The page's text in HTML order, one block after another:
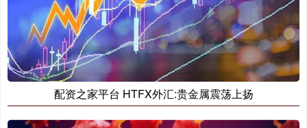
配资之家平台 HTFX外汇:贵金属震荡上扬